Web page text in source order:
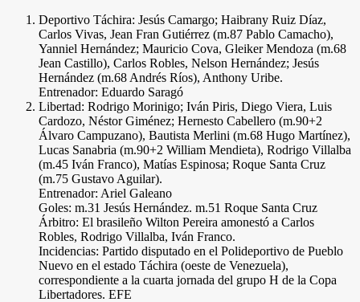
Deportivo Táchira: Jesús Camargo; Haibrany Ruiz Díaz,
Carlos Vivas, Jean Fran Gutiérrez (m.87 Pablo Camacho),
Yanniel Hernández; Mauricio Cova, Gleiker Mendoza (m.68
Jean Castillo), Carlos Robles, Nelson Hernández; Jesús
Hernández (m.68 Andrés Ríos), Anthony Uribe.
Entrenador: Eduardo Saragó
Libertad: Rodrigo Morinigo; Iván Piris, Diego Viera, Luis
Cardozo, Néstor Giménez; Hernesto Cabellero (m.90+2
Álvaro Campuzano), Bautista Merlini (m.68 Hugo Martínez),
Lucas Sanabria (m.90+2 William Mendieta), Rodrigo Villalba
(m.45 Iván Franco), Matías Espinosa; Roque Santa Cruz
(m.75 Gustavo Aguilar).
Entrenador: Ariel Galeano
Goles: m.31 Jesús Hernández. m.51 Roque Santa Cruz
Árbitro: El brasileño Wilton Pereira amonestó a Carlos
Robles, Rodrigo Villalba, Iván Franco.
Incidencias: Partido disputado en el Polideportivo de Pueblo
Nuevo en el estado Táchira (oeste de Venezuela),
correspondiente a la cuarta jornada del grupo H de la Copa
Libertadores. EFE